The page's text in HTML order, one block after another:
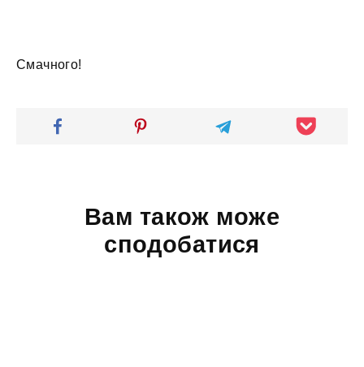
Смачного!
Вам також може
сподобатися